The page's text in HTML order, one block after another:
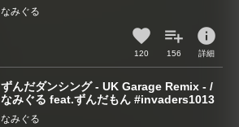
なみぐる
120 156
info
詳細
ずんだダンシング - UK Garage Remix - /
なみぐる feat.ずんだもん #invaders1013
なみぐる